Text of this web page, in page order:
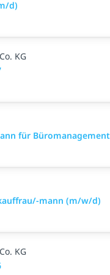
d)
KG
für
mann (m/w/d)
KG